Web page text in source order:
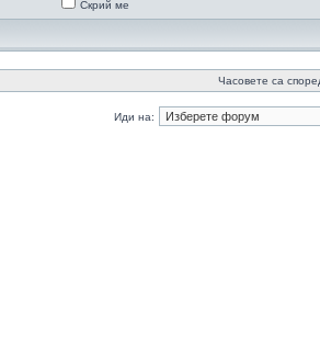
Скрий ме
Часовете са
Иди на: